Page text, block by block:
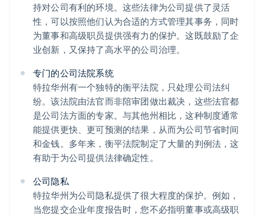
持对公司有利的环境。这些法律为公司提供了灵活
性，可以按照他们认为合适的方式管理其事务，同时
为董事和高级职员提供强有力的保护。这既鼓励了企
业创新，又保持了高水平的公司治理。
专门的公司法院系统
特拉华州有一个独特的衡平法院，只处理公司法纠
纷。该法院由法官而非陪审团做出裁决，这些法官都
是公司法方面的专家。与其他州相比，这种制度通常
能提供更快、更可预测的结果，从而为公司节省时间
和金钱。多年来，衡平法院制定了大量的判例法，这
有助于为公司提供法律确定性。
公司隐私
特拉华州为公司隐私提供了很大程度的保护。例如，
当您提交企业年度报告时，您不必指明董事或高级职